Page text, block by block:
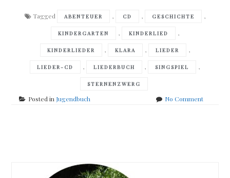
Tagged ABENTEUER , CD , GESCHICHTE ,
KINDERGARTEN , KINDERLIED ,
KINDERLIEDER , KLARA , LIEDER ,
LIEDER-CD , LIEDERBUCH , SINGSPIEL ,
STERNENZWERG
Posted in Jugendbuch No Commenton
navigation